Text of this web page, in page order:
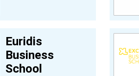
Euridis
Business
School